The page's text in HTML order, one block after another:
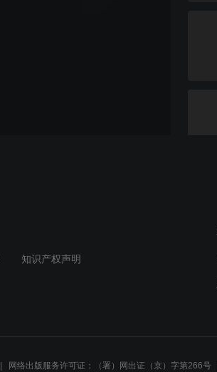
知识产权声明
网络出版服务许可证：（署）网出证（京）字第266号